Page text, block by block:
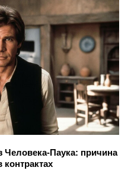
Человека-Паука: причина
контрактах